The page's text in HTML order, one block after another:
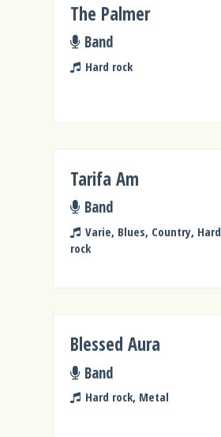
The Palmer
Band
Hard rock
Tarifa Am
Band
Varie, Blues, Country, Hard
rock
Blessed Aura
Band
Hard rock, Metal